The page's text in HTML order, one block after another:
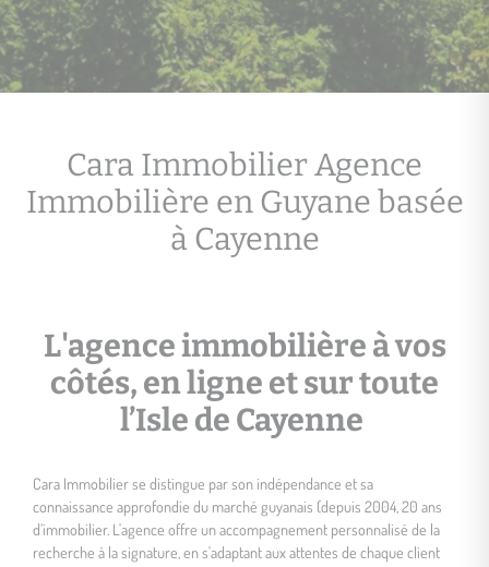
Cara Immobilier Agence
Immobilière en Guyane basée
à Cayenne
L'agence immobilière à vos
côtés, en ligne et sur toute
l’Isle de Cayenne
Cara Immobilier se distingue par son indépendance et sa
connaissance approfondie du marché guyanais (depuis 2004, 20 ans
d’immobilier. L'agence offre un accompagnement personnalisé de la
recherche à la signature, en s'adaptant aux attentes de chaque client